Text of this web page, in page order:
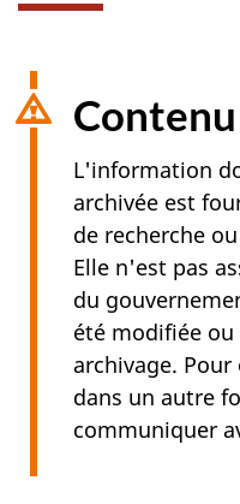
L'information
archivée est
de recherche
Elle n'est pas
du
été modifiée
archivage.
dans un autre
communiquer